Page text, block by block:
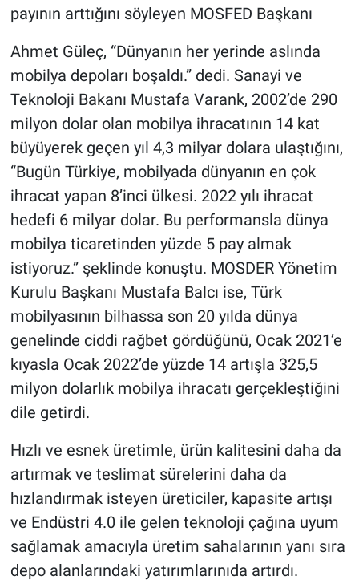
payının arttığını söyleyen MOSFED Başkanı
Ahmet Güleç, “Dünyanın her yerinde aslında
mobilya depoları boşaldı.” dedi. Sanayi ve
Teknoloji Bakanı Mustafa Varank, 2002’de 290
milyon dolar olan mobilya ihracatının 14 kat
büyüyerek geçen yıl 4,3 milyar dolara ulaştığını,
“Bugün Türkiye, mobilyada dünyanın en çok
ihracat yapan 8’inci ülkesi. 2022 yılı ihracat
hedefi 6 milyar dolar. Bu performansla dünya
mobilya ticaretinden yüzde 5 pay almak
istiyoruz.” şeklinde konuştu. MOSDER Yönetim
Kurulu Başkanı Mustafa Balcı ise, Türk
mobilyasının bilhassa son 20 yılda dünya
genelinde ciddi rağbet gördüğünü, Ocak 2021’e
kıyasla Ocak 2022’de yüzde 14 artışla 325,5
milyon dolarlık mobilya ihracatı gerçekleştiğini
dile getirdi.
Hızlı ve esnek üretimle, ürün kalitesini daha da
artırmak ve teslimat sürelerini daha da
hızlandırmak isteyen üreticiler, kapasite artışı
ve Endüstri 4.0 ile gelen teknoloji çağına uyum
sağlamak amacıyla üretim sahalarının yanı sıra
depo alanlarındaki yatırımlarınıda artırdı.